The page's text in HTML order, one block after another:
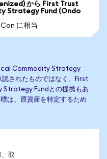
から First Trust
Strategy Fund (Ondo
に相当
Commodity Strategy
されたものではなく、First
Fundとの提携もあ
は、原資産を特定するため
取